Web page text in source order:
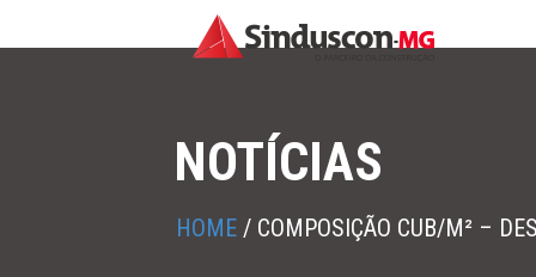
NOTÍCIAS
HOME / COMPOSIÇÃO CUB/M² –